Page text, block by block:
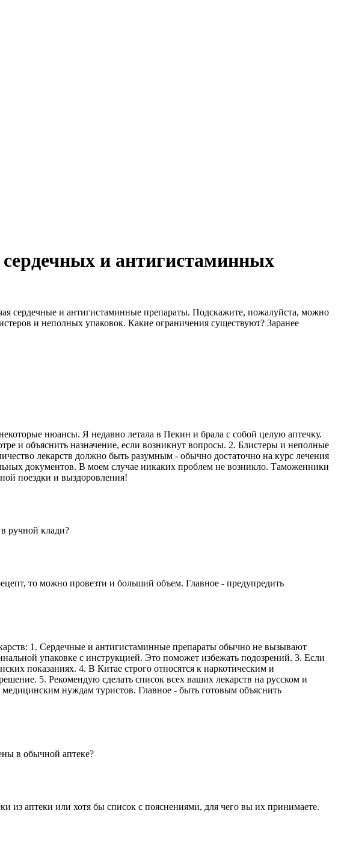
и антигистаминных
сердечные и антигистаминные препараты. Подскажите, пожалуйста, можно
и неполных упаковок. Какие ограничения существуют? Заранее
нюансы. Я недавно летала в Пекин и брала с собой целую аптечку.
и объяснить назначение, если возникнут вопросы. 2. Блистеры и неполные
лекарств должно быть разумным - обычно достаточно на курс лечения
документов. В моем случае никаких проблем не возникло. Таможенники
поездки и выздоровления!
ручной клади?
то можно провезти и больший объем. Главное - предупредить
1. Сердечные и антигистаминные препараты обычно не вызывают
упаковке с инструкцией. Это поможет избежать подозрений. 3. Если
показаниях. 4. В Китае строго относятся к наркотическим и
5. Рекомендую сделать список всех ваших лекарств на русском и
нуждам туристов. Главное - быть готовым объяснить
в обычной аптеке?
из аптеки или хотя бы список с пояснениями, для чего вы их принимаете.